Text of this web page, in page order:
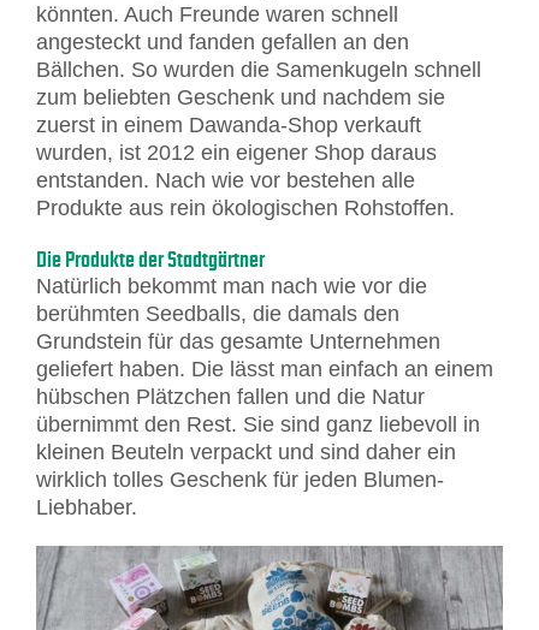
könnten. Auch Freunde waren schnell
angesteckt und fanden gefallen an den
Bällchen. So wurden die Samenkugeln schnell
zum beliebten Geschenk und nachdem sie
zuerst in einem Dawanda-Shop verkauft
wurden, ist 2012 ein eigener Shop daraus
entstanden. Nach wie vor bestehen alle
Produkte aus rein ökologischen Rohstoffen.
Die Produkte der Stadtgärtner
Natürlich bekommt man nach wie vor die
berühmten Seedballs, die damals den
Grundstein für das gesamte Unternehmen
geliefert haben. Die lässt man einfach an einem
hübschen Plätzchen fallen und die Natur
übernimmt den Rest. Sie sind ganz liebevoll in
kleinen Beuteln verpackt und sind daher ein
wirklich tolles Geschenk für jeden Blumen-
Liebhaber.